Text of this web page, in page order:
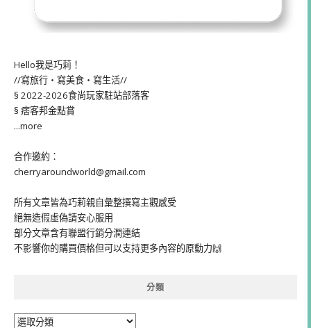
Hello我是巧莉！
//寫旅行・寫美食・寫生活//
§ 2022-2026食尚玩家駐站部落客
§ 痞客邦金點賞
...more
合作邀約：
cherryaroundworld@gmail.com
所有文章皆為巧莉親自彙整撰寫主觀感受
絕無造假虛偽請安心服用
部分文章含有聯盟行銷分潤連結
不影響你的購買價格但可以支持更多內容的原動力🙌
分類
分